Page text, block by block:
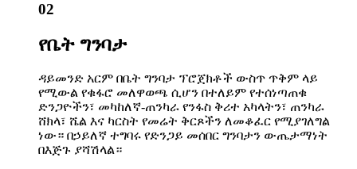
02
የቤት ግንባታ
ዳይመንድ አርም በቤት ግንባታ ፕሮጀክቶች ውስጥ ጥቅም ላይ
የሚውል የቁፋሮ መለዋወጫ ሲሆን በተለይም የተሰነጣጠቁ
ድንጋዮችን፣ መካከለኛ-ጠንካራ የንፋስ ቅሪተ አካላትን፣ ጠንካራ
ሸክላ፣ ሼል እና ካርስት የመሬት ቅርጾችን ለመቆፈር የሚያገለግል
ነው። በኃይለኛ ተግባሩ የድንጋይ መሰበር ግንባታን ውጤታማነት
በእጅጉ ያሻሽላል።